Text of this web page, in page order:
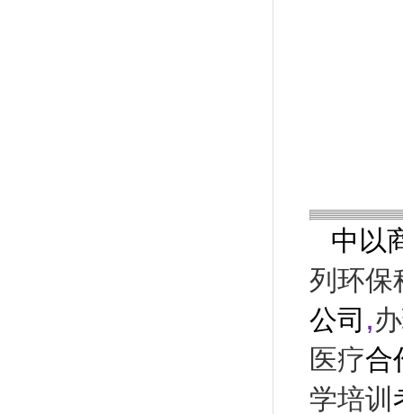
中以
列环保
公司 ,
医疗合
学培训